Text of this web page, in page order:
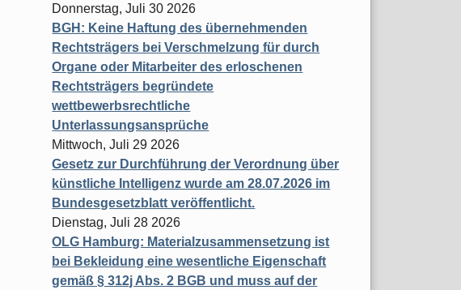
Donnerstag, Juli 30 2026
BGH: Keine Haftung des übernehmenden
Rechtsträgers bei Verschmelzung für durch
Organe oder Mitarbeiter des erloschenen
Rechtsträgers begründete
wettbewerbsrechtliche
Unterlassungsansprüche
Mittwoch, Juli 29 2026
Gesetz zur Durchführung der Verordnung über
künstliche Intelligenz wurde am 28.07.2026 im
Bundesgesetzblatt veröffentlicht.
Dienstag, Juli 28 2026
OLG Hamburg: Materialzusammensetzung ist
bei Bekleidung eine wesentliche Eigenschaft
gemäß § 312j Abs. 2 BGB und muss auf der